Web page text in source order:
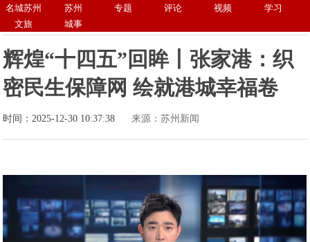
名城苏州 苏州 专题 评论 视频
学习
文旅
城事
辉煌“十四五”回眸丨张家港：织
密民生保障网 绘就港城幸福卷
时间：2025-12-30 10:37:38 来源：苏州新闻